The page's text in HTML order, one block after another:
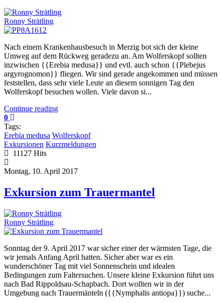
Ronny Strätling
Nach einem Krankenhausbesuch in Merzig bot sich der kleine
Umweg auf dem Rückweg geradezu an. Am Wolferskopf sollten
inzwischen {{Erebia medusa}} und evtl. auch schon {{Plebejus
argyrognomon}} fliegen. Wir sind gerade angekommen und müssen
feststellen, dass sehr viele Leute an diesem sonnigen Tag den
Wolferskopf besuchen wollen. Viele davon si...
Continue reading
0
Tags:
Erebia medusa Wolferskopf
Exkursionen Kurzmeldungen
11127 Hits
Montag, 10. April 2017
Exkursion zum Trauermantel
Ronny Strätling
​Sonntag der 9. April 2017 war sicher einer der wärmsten Tage, die
wir jemals Anfang April hatten. Sicher aber war es ein
wunderschöner Tag mit viel Sonnenschein und idealen
Bedingungen zum Faltersuchen. Unsere kleine Exkursion führt uns
nach Bad Rippoldsau-Schapbach. Dort wollten wir in der
Umgebung nach Trauermänteln ({{Nymphalis antiopa}}) suche...